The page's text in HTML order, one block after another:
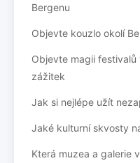
Bergenu
Objevte kouzlo okolí
Objevte magii
zážitek
Jak si nejlépe užít
Jaké kulturní skvosty
Která muzea a galerie